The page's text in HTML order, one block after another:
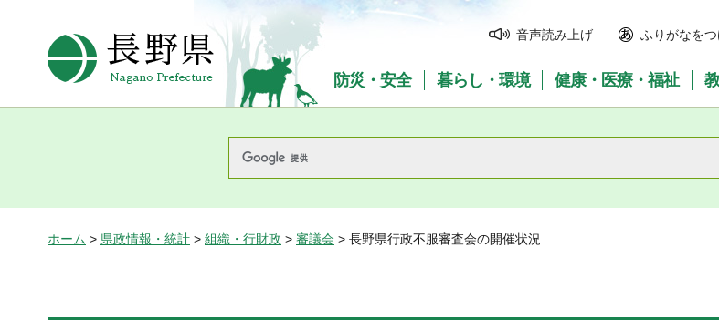
長野県Nagano Prefecture
音声読み上げ ふりがなをつ
防災・安全 暮らし・環境 健康・医療・福祉
ホーム > 県政情報・統計 > 組織・行財政 > 審議会 > 長野県行政不服審査会の開催状況